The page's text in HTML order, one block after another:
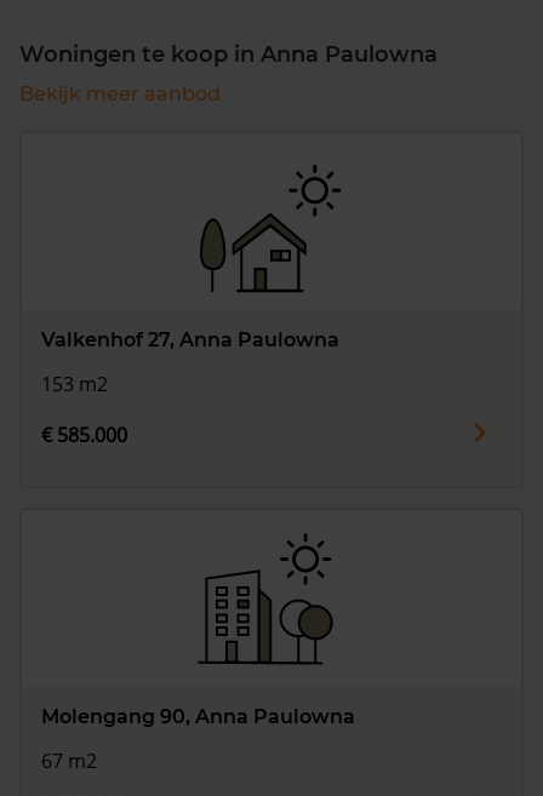
Woningen te koop in Anna Paulowna
Bekijk meer aanbod
Valkenhof 27, Anna Paulowna
153 m2
€ 585.000
Molengang 90, Anna Paulowna
67 m2